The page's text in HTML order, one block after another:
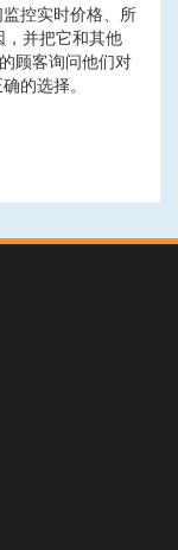
控实时价格、所
并把它和其他
顾客询问他们对
的选择。